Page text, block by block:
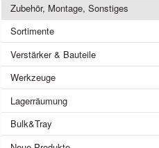
Zubehör, Montage, Sonstiges
Sortimente
Verstärker & Bauteile
Werkzeuge
Lagerräumung
Bulk&Tray